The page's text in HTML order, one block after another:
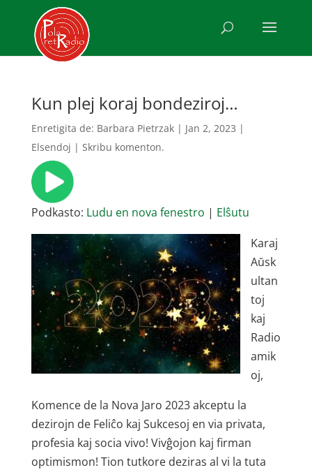
Kun plej koraj bondeziroj…
Enretigita de: Barbara Pietrzak| Jan 2, 2023 |
Elsendoj | Skribu komenton.
Podkasto: Ludu en nova fenestro | Elŝutu
Karaj
Aŭsk
ultan
toj
kaj
Radio
amik
oj,
Komence de la Nova Jaro 2023 akceptu la
dezirojn de Feliĉo kaj Sukcesoj en via privata,
profesia kaj socia vivo! Vivĝojon kaj firman
optimismon! Tion tutkore deziras al vi la tuta